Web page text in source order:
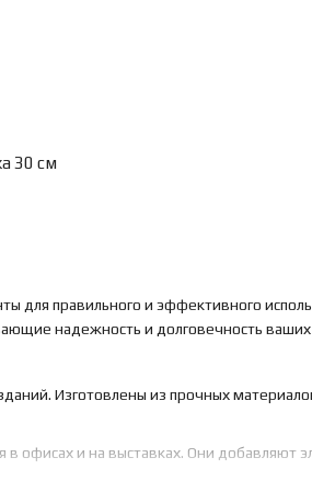
для правильного и эффективного
надежность и долговечность
Изготовлены из прочных
в офисах и на выставках. Они добавляют
30 см